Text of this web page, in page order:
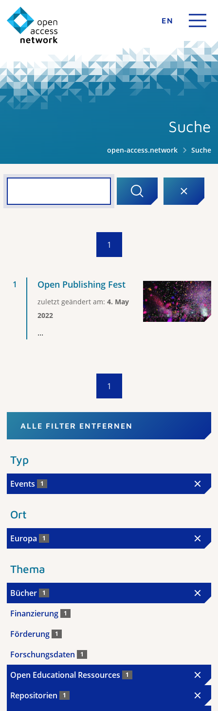
EN
Suche
open-access.network Suche
1
Open Publishing Fest
zuletzt geändert am: 4. May
2022
...
1
ALLE FILTER ENTFERNEN
Typ
Events 1
Ort
Europa 1
Thema
Bücher 1
Finanzierung 1
Förderung 1
Forschungsdaten 1
Open Educational Ressources 1
Repositorien 1